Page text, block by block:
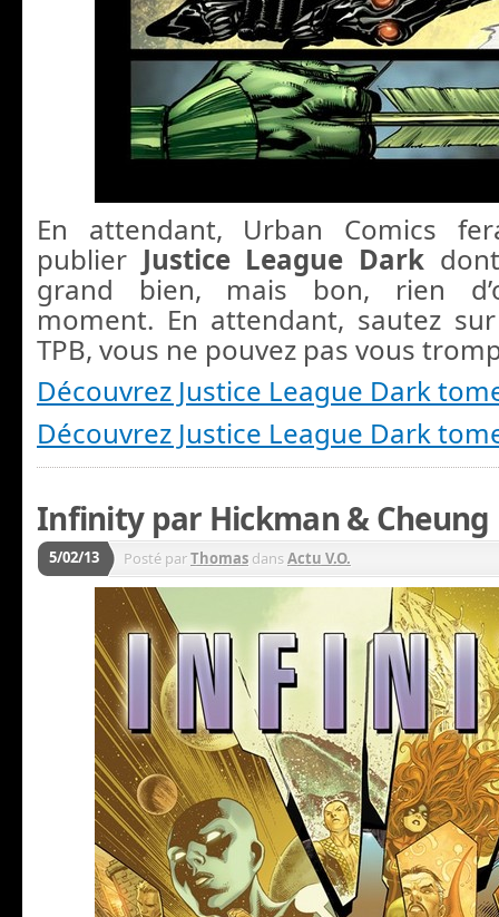
En attendant, Urban Comics
publier Justice League Dark
grand bien, mais bon, rien
moment. En attendant, sautez
TPB, vous ne pouvez pas vous
Découvrez Justice League Dark
Découvrez Justice League Dark
Infinity par Hickman & Cheung
5/02/13 Posté parThomas dansActu V.O.